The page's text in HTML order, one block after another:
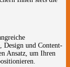
, Design und Content-
Ansatz, um Ihren